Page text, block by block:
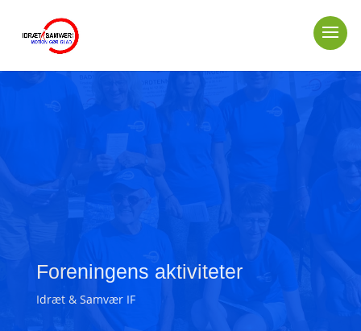
Foreningens aktiviteter
Idræt & Samvær IF